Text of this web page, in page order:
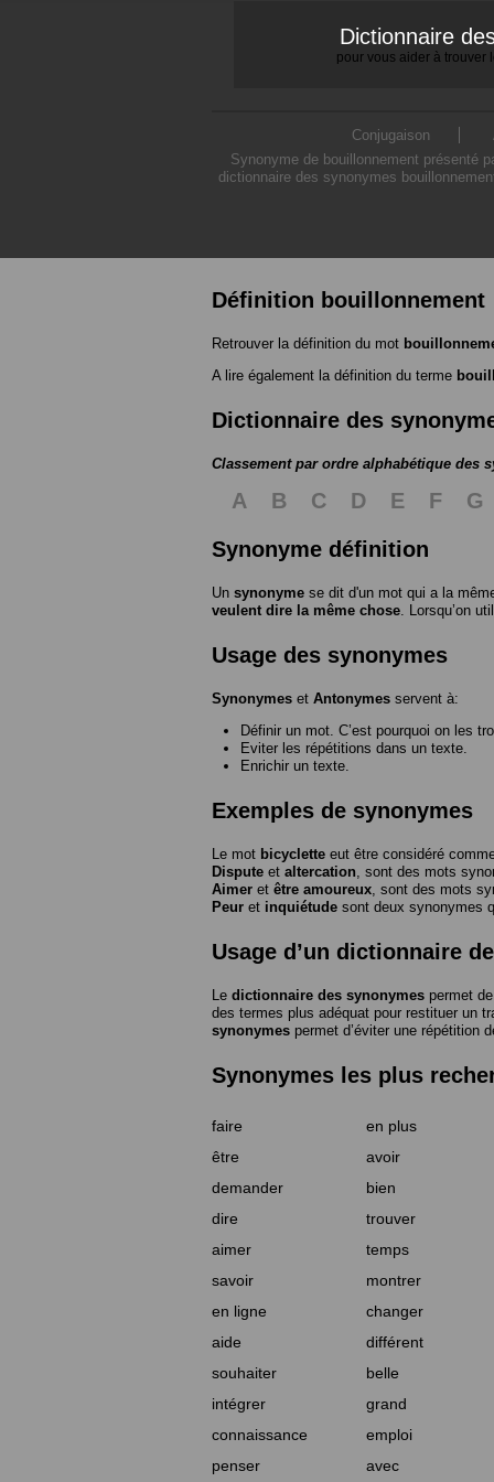
Dictionnaire
pour vous aider à trouver
Conjugaison
Synonyme de bouillonnement présenté
dictionnaire des synonymes
Définition bouillonnement
Retrouver la définition du mot
A lire également la définition du terme
Dictionnaire des
Classement par ordre alphabétique des
A B C D E F G
Synonyme définition
Un synonyme se dit d'un mot qui a la
veulent dire la même chose. Lorsqu’on
Usage des synonymes
Synonymes et Antonymes servent à:
Définir un mot. C’est pourquoi on les
Eviter les répétitions dans un texte.
Enrichir un texte.
Exemples de synonymes
Le mot bicyclette eut être considéré
Dispute et altercation, sont des mots
Aimer et être amoureux, sont des mots
Peur et inquiétude sont deux synonymes
Usage d’un dictionnaire
Le dictionnaire des synonymes permet
des termes plus adéquat pour restituer un
synonymes permet d’éviter une répétition
Synonymes les plus
faire en plus
être
avoir
demander
bien
dire
trouver
aimer
temps
savoir
montrer
en ligne
changer
aide
différent
souhaiter
belle
intégrer
grand
connaissance
emploi
penser
avec